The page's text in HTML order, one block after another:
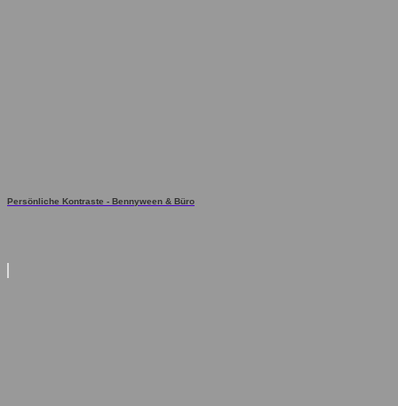
Persönliche Kontraste - Bennyween & Büro